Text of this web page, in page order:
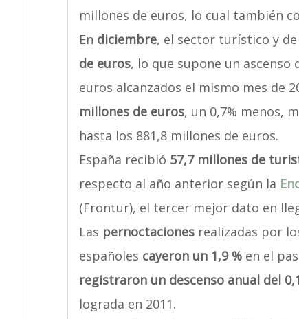
millones de euros, lo cual también
En diciembre, el sector turístico y
de euros, lo que supone un ascenso
euros alcanzados el mismo mes de
millones de euros, un 0,7% menos,
hasta los 881,8 millones de euros.
España recibió 57,7 millones de
respecto al año anterior según la
(Frontur), el tercer mejor dato en
Las pernoctacionesrealizadas por
españoles cayeron un 1,9 %en el
registraron un descenso anual del
lograda en 2011.